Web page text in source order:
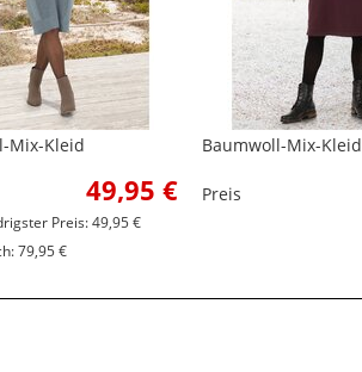
Mix-Kleid
49,95 €
Preis: 49,95 €
79,95 €
Baumwoll-Mix-Kleid
Preis